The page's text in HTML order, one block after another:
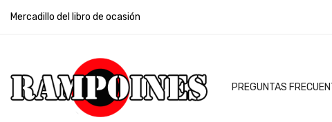
Mercadillo del libro de ocasión
PREGUNTAS